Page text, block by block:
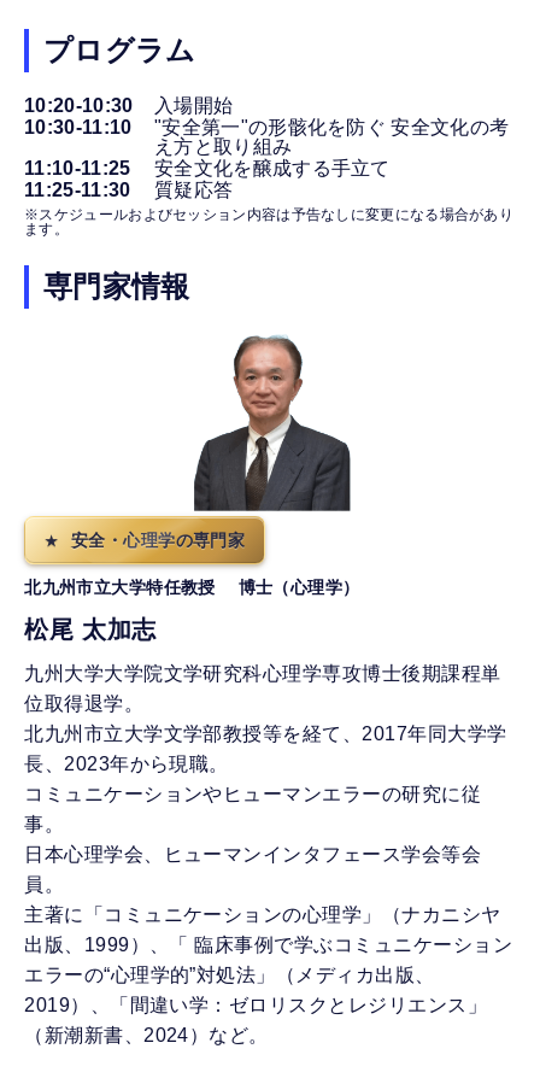
プログラム
10:20-10:30
入場開始
10:30-11:10
"安全第一"の形骸化を防ぐ 安全文化の考
え方と取り組み
11:10-11:25
安全文化を醸成する手立て
11:25-11:30
質疑応答
※スケジュールおよびセッション内容は予告なしに変更になる場合があり
ます。
専門家情報
安全・心理学の専門家
北九州市立大学特任教授 博士（心理学）
松尾 太加志
九州大学大学院文学研究科心理学専攻博士後期課程単
位取得退学。
北九州市立大学文学部教授等を経て、2017年同大学学
長、2023年から現職。
コミュニケーションやヒューマンエラーの研究に従
事。
日本心理学会、ヒューマンインタフェース学会等会
員。
主著に「コミュニケーションの心理学」（ナカニシヤ
出版、1999）、「 臨床事例で学ぶコミュニケーション
エラーの“心理学的”対処法」（メディカ出版、
2019）、「間違い学：ゼロリスクとレジリエンス」
（新潮新書、2024）など。